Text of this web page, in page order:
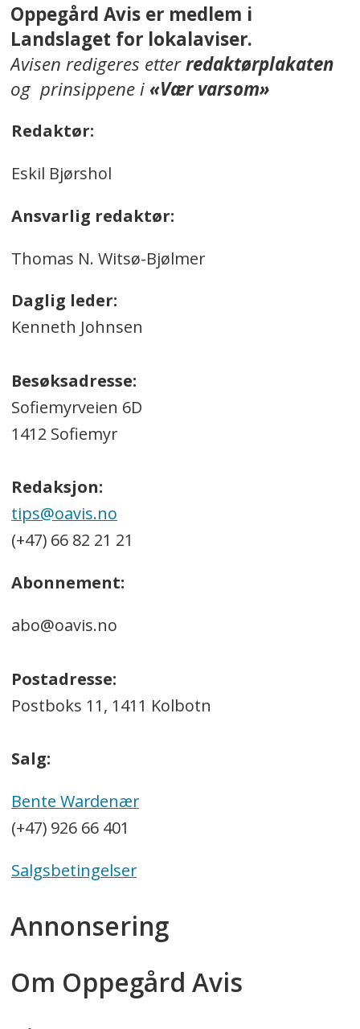
Oppegård Avis er medlem i
Landslaget for lokalaviser.
Avisen redigeres etterredaktørplakaten
og prinsippene i«Vær varsom»
Redaktør:
Eskil Bjørshol
Ansvarlig redaktør:
Thomas N. Witsø-Bjølmer
Daglig leder:
Kenneth Johnsen
Besøksadresse:
Sofiemyrveien 6D
1412 Sofiemyr
Redaksjon:
tips@oavis.no
(+47) 66 82 21 21
Abonnement:
abo@oavis.no
Postadresse:
Postboks 11, 1411 Kolbotn
Salg:
Bente Wardenær
(+47) 926 66 401
Salgsbetingelser
Annonsering
Om Oppegård Avis